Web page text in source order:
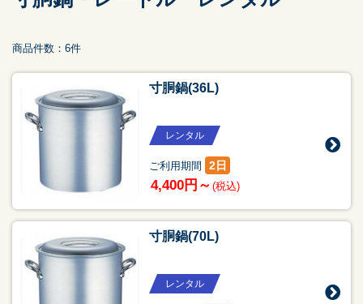
商品件数：6件
寸胴鍋(36L)
レンタル
ご利用期間 2日
4,400円～ (税込)
寸胴鍋(70L)
レンタル